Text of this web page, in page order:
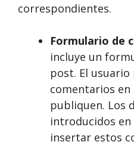
correspondientes.
Formulario de
incluye un
post. El
comentarios en
publiquen. Los
introducidos
insertar estos